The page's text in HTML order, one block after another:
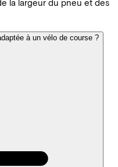
la largeur du pneu et des
à un vélo de course ?